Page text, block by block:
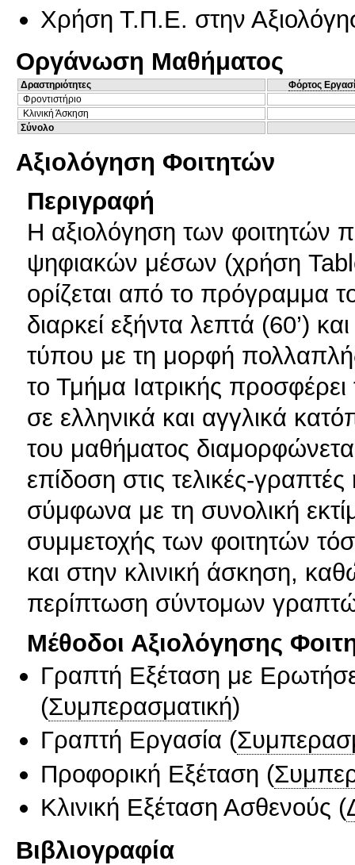
Χρήση Τ.Π.Ε. στην
Οργάνωση Μαθήματος
Δραστηριότητες
Φόρτος
Φροντιστήριο
Κλινική Άσκηση
Σύνολο
Αξιολόγηση Φοιτητών
Περιγραφή
Η αξιολόγηση των φοιτητών
ψηφιακών μέσων (χρήση
ορίζεται από το πρόγραμμα
διαρκεί εξήντα λεπτά (60’)
τύπου με τη μορφή
το Τμήμα Ιατρικής
σε ελληνικά και αγγλικά
του μαθήματος
επίδοση στις τελικές-
σύμφωνα με τη συνολική
συμμετοχής των φοιτητών
και στην κλινική άσκηση,
περίπτωση σύντομων
Μέθοδοι Αξιολόγησης
Γραπτή Εξέταση με
(Συμπερασματική)
Γραπτή Εργασία (
Προφορική Εξέταση (
Κλινική Εξέταση Ασθενούς (
Βιβλιογραφία